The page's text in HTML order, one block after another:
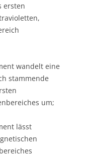
ersten
wandelt eine
stammende
um;
lässt